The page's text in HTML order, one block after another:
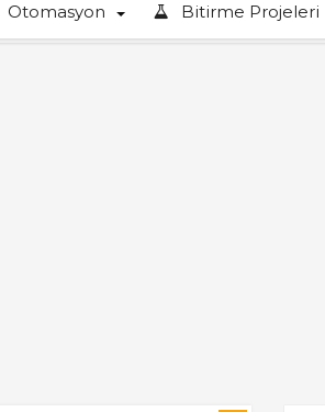
Otomasyon Bitirme Projeleri